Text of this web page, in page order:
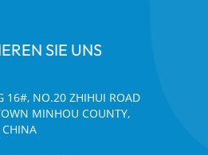
SIE UNS
16#, NO.20 ZHIHUI ROAD
MINHOU COUNTY,
CHINA